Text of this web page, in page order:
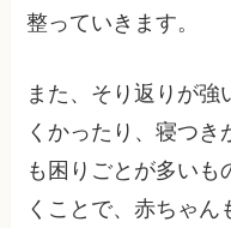
整っていきます。
また、そり返りが強
くかったり、寝つ
も困りごとが多いも
くことで、赤ちゃ